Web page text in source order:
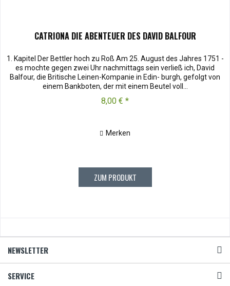
CATRIONA DIE ABENTEUER DES DAVID BALFOUR
1. Kapitel Der Bettler hoch zu Roß Am 25. August des Jahres 1751 -
es mochte gegen zwei Uhr nachmittags sein verließ ich, David
Balfour, die Britische Leinen-Kompanie in Edin- burgh, gefolgt von
einem Bankboten, der mit einem Beutel voll...
8,00 € *
Merken
ZUM PRODUKT
NEWSLETTER
SERVICE